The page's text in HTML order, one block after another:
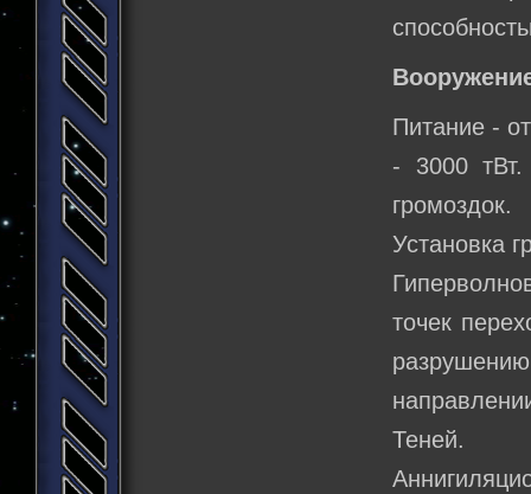
Питание -
- 3000 тВт.
громоздок.
Установка
точек
Теней.